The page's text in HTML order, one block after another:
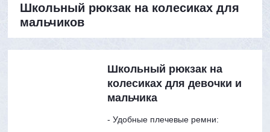
Школьный рюкзак на колесиках для
мальчиков
Школьный рюкзак на
колесиках для девочки и
мальчика
- Удобные плечевые ремни: